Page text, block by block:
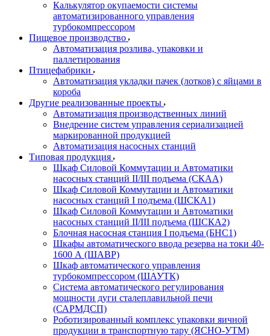
Калькулятор окупаемости системы
автоматизированного управления
турбокомпрессором
Пищевое производство
Автоматизация розлива, упаковки и
паллетирования
Птицефабрики
Автоматизация укладки пачек (лотков) с яйцами в
короба
Другие реализованные проекты
Автоматизация производственных линий
Внедрение систем управления сериализацией
маркированной продукцией
Автоматизация насосных станций
Типовая продукция
Шкаф Силовой Коммутации и Автоматики
насосных станций II/III подъема (СКАА)
Шкаф Силовой Коммутации и Автоматики
насосных станций I подъема (ШСКА1)
Шкаф Силовой Коммутации и Автоматики
насосных станций II/III подъема (ШСКА2)
Блочная насосная станция I подъема (БНС1)
Шкафы автоматического ввода резерва на токи 40-
1600 А (ШАВР)
Шкаф автоматического управления
турбокомпрессором (ШАУТК)
Система автоматического регулирования
мощности дуги сталеплавильной печи
(САРМДСП)
Роботизированный комплекс упаковки яичной
продукции в транспортную тару (ЯСНО-УТМ)